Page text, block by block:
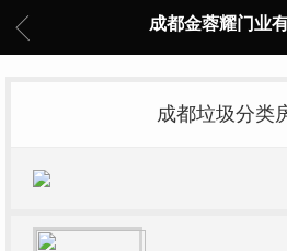
成都金蓉耀门业
成都垃圾分类